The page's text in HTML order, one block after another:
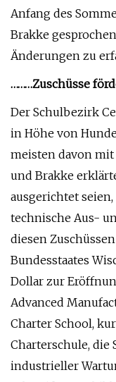
Anfang des
Brakke
Änderungen zu
………Zuschüsse
Der Schulbezirk
in Höhe von
meisten davon
und Brakke
ausgerichtet
technische Aus-
diesen
Bundesstaates
Dollar zur
Advanced
Charter School,
Charterschule, die
industrieller